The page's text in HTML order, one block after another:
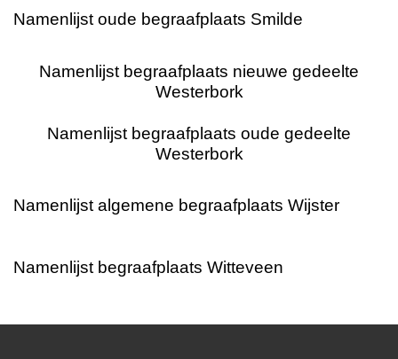
Namenlijst oude begraafplaats Smilde
Namenlijst begraafplaats nieuwe gedeelte
Westerbork
Namenlijst begraafplaats oude gedeelte
Westerbork
Namenlijst algemene begraafplaats Wijster
Namenlijst begraafplaats Witteveen